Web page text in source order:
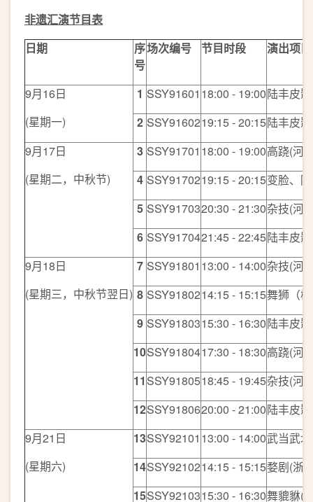
非遗汇演节目表
日期
序
号
场次编号 节目时段 演出项目
9月16日
(星期一)
1 SSY91601 18:00 - 19:00陆丰皮
2 SSY9160219:15 - 20:15陆丰皮
9月17日
(星期二，中秋节)
3 SSY91701 18:00 - 19:00高跷(河
4 SSY9170219:15 - 20:15变脸、
5 SSY9170320:30 - 21:30杂技(河
6 SSY9170421:45 - 22:45陆丰皮
9月18日
(星期三，中秋节翌日)
7 SSY91801 13:00 - 14:00杂技(河
8 SSY9180214:15 - 15:15舞狮（
9 SSY9180315:30 - 16:30陆丰皮
10SSY9180417:30 - 18:30高跷(河
11 SSY9180518:45 - 19:45杂技(河
12SSY9180620:00 - 21:00陆丰皮
9月21日
(星期六)
13SSY92101 13:00 - 14:00武当武
14SSY9210214:15 - 15:15婺剧(浙
15SSY9210315:30 - 16:30舞貔貅(